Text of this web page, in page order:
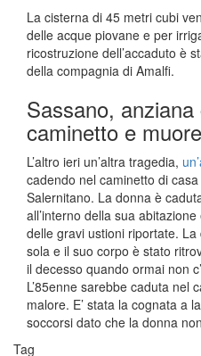
La cisterna di 45 metri cubi
delle acque piovane e per
ricostruzione dell’accaduto è
della compagnia di Amalfi.
Sassano,
caminetto e muore
L’altro ieri un’altra tragedia,
cadendo nel caminetto di
Salernitano. La donna è
all’interno della sua
delle gravi ustioni riportate.
sola e il suo corpo è stato
il decesso quando ormai non
L’85enne sarebbe caduta nel
malore. E’ stata la cognata a
soccorsi dato che la donna
Tag